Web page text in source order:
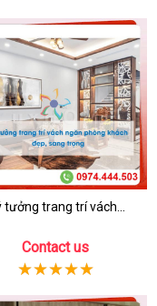
tưởng trang trí vách...
Contact us